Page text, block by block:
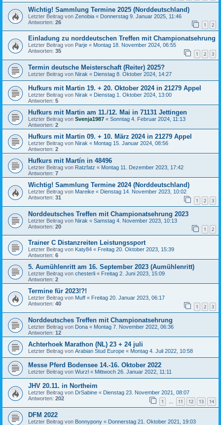
Wichtig! Sammlung Termine 2025 (Norddeutschland)
Letzter Beitrag von Zenobia « Donnerstag 9. Januar 2025, 11:46
Antworten: 26 1 2
Einladung zu norddeutschen Treffen mit Championatsehrung
Letzter Beitrag von Parje « Montag 18. November 2024, 06:55
Antworten: 35 1 2 3
Termin deutsche Meisterschaft (Reiter) 2025?
Letzter Beitrag von Nirak « Dienstag 8. Oktober 2024, 14:27
Hufkurs mit Martin 19. + 20. Oktober 2024 in 21279 Appel
Letzter Beitrag von Nirak « Dienstag 1. Oktober 2024, 13:00
Antworten: 5
Hufkurs mit Martin am 11./12. Mai in 71131 Jettingen
Letzter Beitrag von Svenja1987 « Sonntag 4. Februar 2024, 11:13
Antworten: 2
Hufkurs mit Martin 09. + 10. März 2024 in 21279 Appel
Letzter Beitrag von Nirak « Montag 15. Januar 2024, 08:56
Antworten: 2
Hufkurs mit Martín in 48496
Letzter Beitrag von Ratzfatz « Montag 11. Dezember 2023, 17:42
Antworten: 7
Wichtig! Sammlung Termine 2024 (Norddeutschland)
Letzter Beitrag von Mareike « Dienstag 14. November 2023, 10:02
Antworten: 31 1 2 3
Norddeutsches Treffen mit Championatsehrung 2023
Letzter Beitrag von Nirak « Samstag 4. November 2023, 10:13
Antworten: 20 1 2
Trainer C Distanzreiten Leistungssport
Letzter Beitrag von Katy84 « Freitag 20. Oktober 2023, 15:39
Antworten: 6
5. Aumühlenritt am 16. September 2023 (Aumühlenritt)
Letzter Beitrag von chesterli « Freitag 2. Juni 2023, 15:09
Antworten: 2
Termine für 2023!?!
Letzter Beitrag von Muff « Freitag 20. Januar 2023, 06:17
Antworten: 40 1 2 3
Norddeutsches Treffen mit Championatsehrung
Letzter Beitrag von Dona « Montag 7. November 2022, 06:36
Antworten: 12
Achterhoek Marathon (NL) 23 + 24 juli
Letzter Beitrag von Arabian Stud Europe « Montag 4. Juli 2022, 10:58
Messe Pferd Bodensee 14.-16. Oktober 2022
Letzter Beitrag von Wurzl « Mittwoch 26. Januar 2022, 11:11
JHV 20.11. in Northeim
Letzter Beitrag von DrSabine « Dienstag 23. November 2021, 08:07
Antworten: 202 1 … 11 12 13 14
DFM 2022
Letzter Beitrag von Bonnypony « Donnerstag 21. Oktober 2021, 19:03